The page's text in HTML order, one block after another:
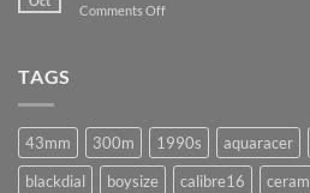
ถ้า
Comments Offon
มั้ย
!?
TAGS
43mm 300m 1990s aquaracer
blackdial
boysize calibre16